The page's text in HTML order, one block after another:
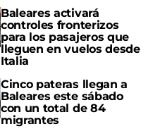
Baleares activará
controles fronterizos
para los pasajeros que
lleguen en vuelos desde
Italia
Cinco pateras llegan a
Baleares este sábado
con un total de 84
migrantes